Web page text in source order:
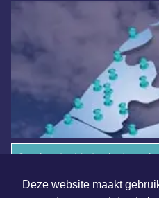
Deze website maakt
Overige dagbladen in de regio